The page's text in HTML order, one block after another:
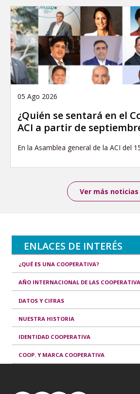
05 Ago 2026
¿Quién se sentará en el
ACI a partir de
En la Asamblea general de la ACI del
Ver más noticias
ENLACES DE INTERÉS
¿QUÉ ES UNA COOPERATIVA?
AÑO INTERNACIONAL DE LAS
DATOS Y CIFRAS
NUESTRA HISTORIA
IDENTIDAD COOPERATIVA
COOP. Y MARCA COOPERATIVA